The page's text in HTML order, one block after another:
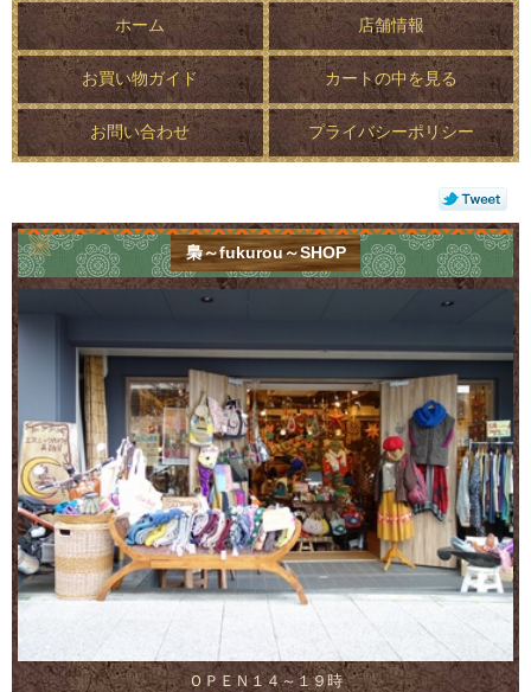
ホーム 店舗情報
お買い物ガイド カートの中を見る
お問い合わせ プライバシーポリシー
梟～fukurou～SHOP
ＯＰＥＮ１４～１９時